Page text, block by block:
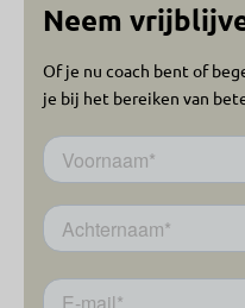
Neem
Of je nu coach bent of
je bij het bereiken van